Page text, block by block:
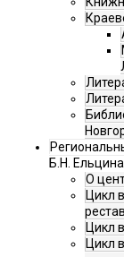
Б.Н. Ельцина
О
Цикл
Цикл
Цикл